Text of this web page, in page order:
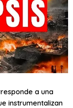
a una
instrumentalizan